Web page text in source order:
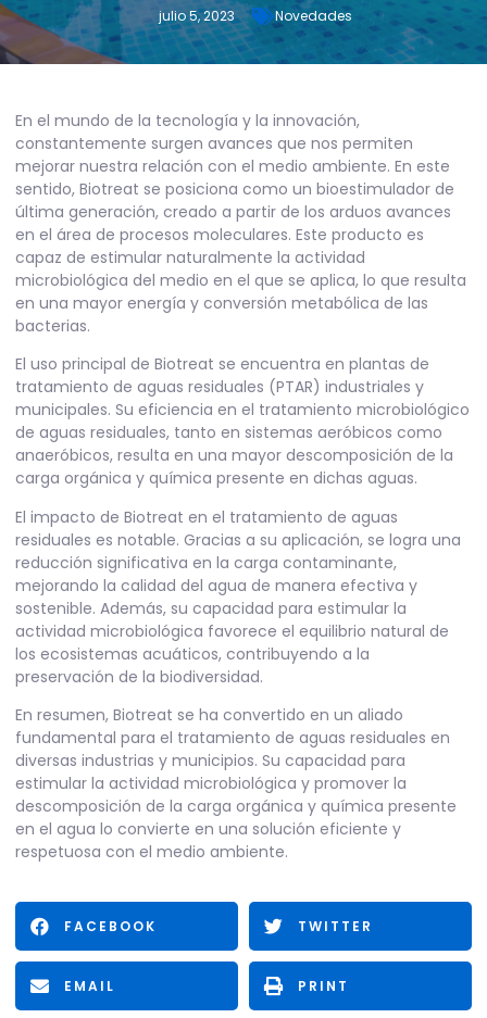
julio 5, 2023 Novedades
En el mundo de la tecnología y la innovación,
constantemente surgen avances que nos permiten
mejorar nuestra relación con el medio ambiente. En este
sentido, Biotreat se posiciona como un bioestimulador de
última generación, creado a partir de los arduos avances
en el área de procesos moleculares. Este producto es
capaz de estimular naturalmente la actividad
microbiológica del medio en el que se aplica, lo que resulta
en una mayor energía y conversión metabólica de las
bacterias.
El uso principal de Biotreat se encuentra en plantas de
tratamiento de aguas residuales (PTAR) industriales y
municipales. Su eficiencia en el tratamiento microbiológico
de aguas residuales, tanto en sistemas aeróbicos como
anaeróbicos, resulta en una mayor descomposición de la
carga orgánica y química presente en dichas aguas.
El impacto de Biotreat en el tratamiento de aguas
residuales es notable. Gracias a su aplicación, se logra una
reducción significativa en la carga contaminante,
mejorando la calidad del agua de manera efectiva y
sostenible. Además, su capacidad para estimular la
actividad microbiológica favorece el equilibrio natural de
los ecosistemas acuáticos, contribuyendo a la
preservación de la biodiversidad.
En resumen, Biotreat se ha convertido en un aliado
fundamental para el tratamiento de aguas residuales en
diversas industrias y municipios. Su capacidad para
estimular la actividad microbiológica y promover la
descomposición de la carga orgánica y química presente
en el agua lo convierte en una solución eficiente y
respetuosa con el medio ambiente.
FACEBOOK TWITTER
EMAIL PRINT